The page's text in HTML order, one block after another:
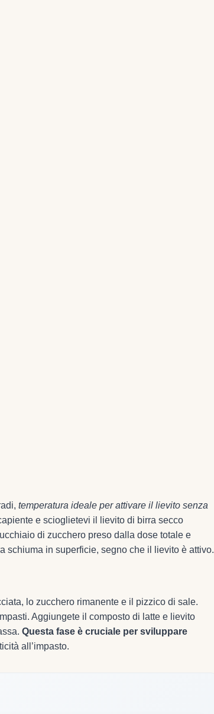
temperatura ideale per attivare il lievito senza
e scioglietevi il lievito di birra secco
di zucchero preso dalla dose totale e
schiuma in superficie, segno che il lievito è attivo.
lo zucchero rimanente e il pizzico di sale.
Aggiungete il composto di latte e lievito
Questa fase è cruciale per sviluppare
all’impasto.